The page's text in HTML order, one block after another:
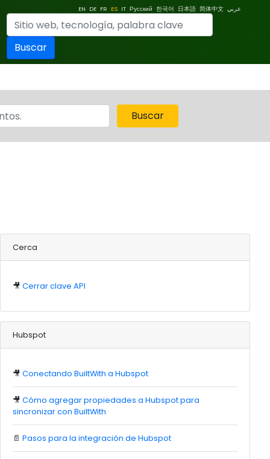
EN DE FR ES IT Русский 한국어 日本語 简体中文 عربي
Buscar
Buscar
Cerca
🎥 Cerrar clave API
Hubspot
🎥 Conectando BuiltWith a Hubspot
🎥 Cómo agregar propiedades a Hubspot para
sincronizar con BuiltWith
📄 Pasos para la integración de Hubspot